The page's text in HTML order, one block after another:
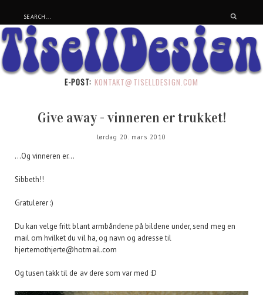
E-POST: KONTAKT@TISELLDESIGN.COM
Give away - vinneren er trukket!
lørdag 20. mars 2010
...Og vinneren er...
Sibbeth!!
Gratulerer :)
Du kan velge fritt blant armbåndene på bildene under, send meg en
mail om hvilket du vil ha, og navn og adresse til
hjertemothjerte@hotmail.com
Og tusen takk til de av dere som var med :D